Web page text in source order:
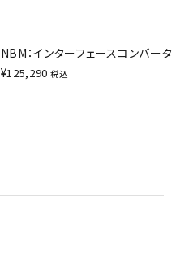
NBM：インターフェースコンバータ
¥125,290 税込